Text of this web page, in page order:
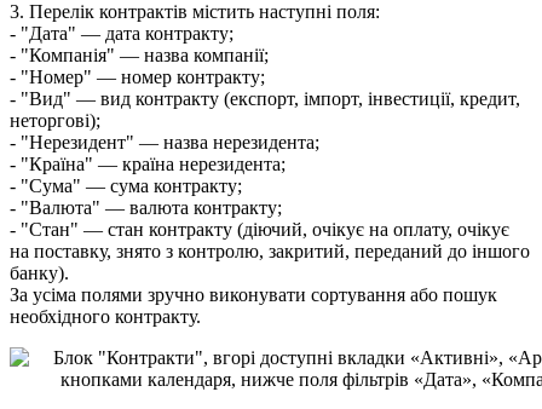
3. Перелік контрактів містить наступні поля:
- "Дата" — дата контракту;
- "Компанія" — назва компанії;
- "Номер" — номер контракту;
- "Вид" — вид контракту (експорт, імпорт, інвестиції, кредит,
неторгові);
- "Нерезидент" — назва нерезидента;
- "Країна" — країна нерезидента;
- "Сума" — сума контракту;
- "Валюта" — валюта контракту;
- "Стан" — стан контракту (діючий, очікує на оплату, очікує
на поставку, знято з контролю, закритий, переданий до іншого
банку).
За усіма полями зручно виконувати сортування або пошук
необхідного контракту.